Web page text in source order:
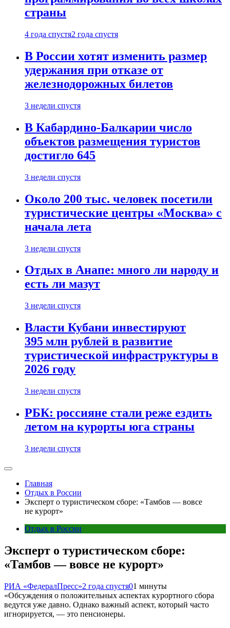
страны
4 года спустя2 года спустя
В России хотят изменить размер
удержания при отказе от
железнодорожных билетов
3 недели спустя
В Кабардино-Балкарии число
объектов размещения туристов
достигло 645
3 недели спустя
Около 200 тыс. человек посетили
туристические центры «Москва» с
начала лета
3 недели спустя
Отдых в Анапе: много ли народу и
есть ли мазут
3 недели спустя
Власти Кубани инвестируют
395 млн рублей в развитие
туристической инфраструктуры в
2026 году
3 недели спустя
РБК: россияне стали реже ездить
летом на курорты юга страны
3 недели спустя
Главная
Отдых в России
Эксперт о туристическом сборе: «Тамбов — вовсе
не курорт»
Отдых в России
Эксперт о туристическом сборе:
«Тамбов — вовсе не курорт»
РИА «ФедералПресс»2 года спустя01 минуты
«Обсуждения о положительных аспектах курортного сбора
ведутся уже давно. Однако важный аспект, который часто
игнорируется, — это пенсионеры.